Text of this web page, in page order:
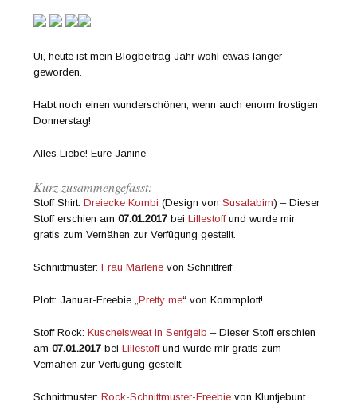
Ui, heute ist mein Blogbeitrag Jahr wohl etwas länger
geworden.
Habt noch einen wunderschönen, wenn auch enorm frostigen
Donnerstag!
Alles Liebe! Eure Janine
Kurz zusammengefasst:
Stoff Shirt:Dreiecke Kombi (Design vonSusalabim) – Dieser
Stoff erschien am07.01.2017 beiLillestoffund wurde mir
gratis zum Vernähen zur Verfügung gestellt.
Schnittmuster:Frau Marlene von Schnittreif
Plott: Januar-Freebie „Pretty me“ von Kommplott!
Stoff Rock:Kuschelsweat in Senfgelb – Dieser Stoff erschien
am07.01.2017 beiLillestoffund wurde mir gratis zum
Vernähen zur Verfügung gestellt.
Schnittmuster:Rock-Schnittmuster-Freebie von Kluntjebunt